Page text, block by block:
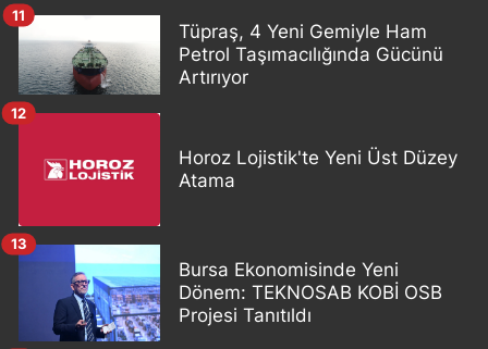
Tüpraş, 4 Yeni Gemiyle Ham
Petrol Taşımacılığında Gücünü
Artırıyor
11
Horoz Lojistik'te Yeni Üst Düzey
Atama
12
Bursa Ekonomisinde Yeni
Dönem: TEKNOSAB KOBİ OSB
Projesi Tanıtıldı
13